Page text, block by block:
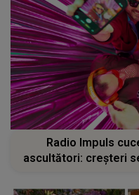
Radio Impuls
ascultători: creșteri